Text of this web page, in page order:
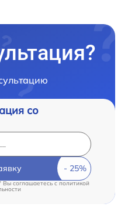
со
Вы соглашаетесь cполитикой